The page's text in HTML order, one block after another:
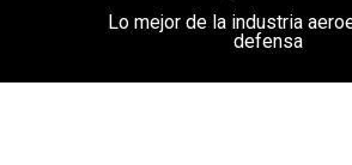
Lo mejor de la industria
defensa